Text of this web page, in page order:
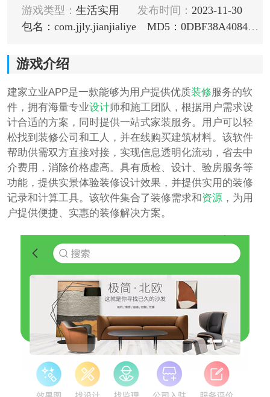
游戏类型： 生活实用 发布时间： 2023-11-30
包名：com.jjly.jianjialiye
MD5：0DBF38A4084225B35C832170E534ADAE
游戏介绍
建家立业APP是一款能够为用户提供优质装修服务的软
件，拥有海量专业设计师和施工团队，根据用户需求设
计合适的方案，同时提供一站式家装服务。用户可以轻
松找到装修公司和工人，并在线购买建筑材料。该软件
帮助供需双方直接对接，实现信息透明化流动，省去中
介费用，消除价格虚高。具有质检、设计、验房服务等
功能，提供实景体验装修设计效果，并提供实用的装修
记录和计算工具。该软件集合了装修需求和资源，为用
户提供便捷、实惠的装修解决方案。